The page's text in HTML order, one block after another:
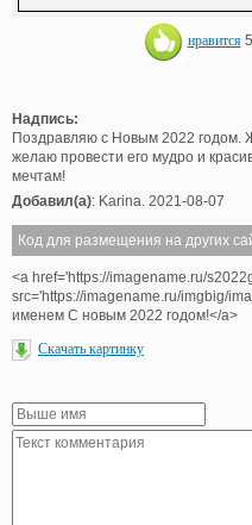
нравится 5
Надпись:
Поздравляю с Новым 2022 годом.
желаю провести его мудро и
мечтам!
Добавил(а): Karina. 2021-08-07
Код для размещения на других
<a href='https://imagename.ru/
src='https://imagename.ru/imgbig/
именем С новым 2022 годом!</a>
Скачать картинку